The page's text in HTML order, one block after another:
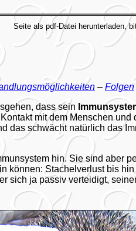
Seite als pdf-Datei herunterladen,
– Folgen
dass sein
mit dem Menschen und
das schwächt natürlich das
hin. Sie sind aber
können: Stachelverlust bis hin
sich ja passiv verteidigt,